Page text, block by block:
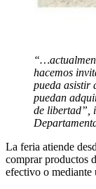
hacemos
pueda asistir
puedan
de libertad”,
La feria atiende
comprar productos
efectivo o